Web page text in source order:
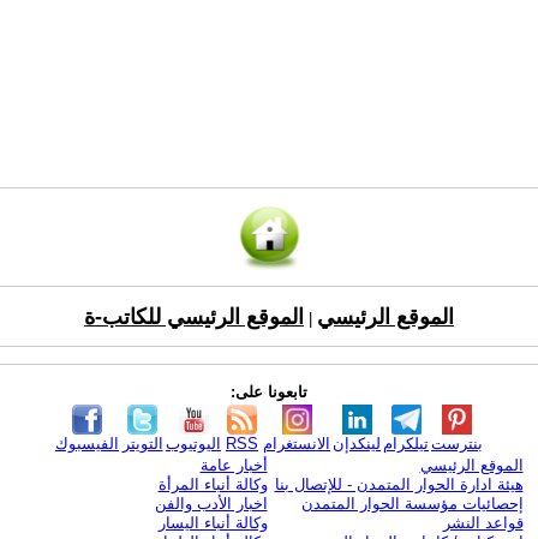
الموقع الرئيسي الموقع الرئيسي للكاتب-ة
تابعونا على:
الفيسبوك التويتر اليوتيوب RSS الانستغرام لينكدإن تيلكرامبنترست
الموقع الرئيسي
هيئة ادارة الحوار المتمدن - للإتصال بنا
إحصائيات مؤسسة الحوار المتمدن
قواعد النشر
أخبار عامة
وكالة أنباء المرأة
اخبار الأدب والفن
وكالة أنباء اليسار